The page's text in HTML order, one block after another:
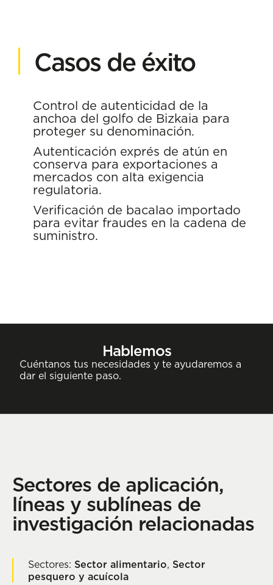
Casos de éxito
Control de autenticidad de la
anchoa del golfo de Bizkaia para
proteger su denominación.
Autenticación exprés de atún en
conserva para exportaciones a
mercados con alta exigencia
regulatoria.
Verificación de bacalao importado
para evitar fraudes en la cadena de
suministro.
Hablemos
Cuéntanos tus necesidades y te ayudaremos a
dar el siguiente paso.
Sectores de aplicación,
líneas y sublíneas de
investigación relacionadas
Sectores: Sector alimentario, Sector
pesquero y acuícola